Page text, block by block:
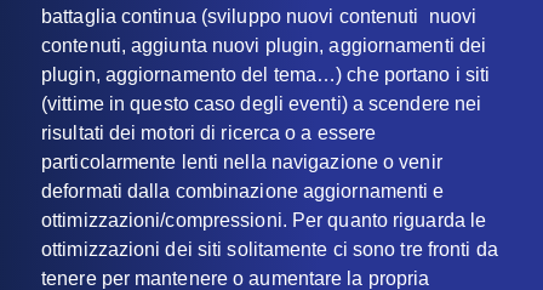
battaglia continua (sviluppo nuovi contenuti nuovi
contenuti, aggiunta nuovi plugin, aggiornamenti dei
plugin, aggiornamento del tema…) che portano i siti
(vittime in questo caso degli eventi) a scendere nei
risultati dei motori di ricerca o a essere
particolarmente lenti nella navigazione o venir
deformati dalla combinazione aggiornamenti e
ottimizzazioni/compressioni. Per quanto riguarda le
ottimizzazioni dei siti solitamente ci sono tre fronti da
tenere per mantenere o aumentare la propria